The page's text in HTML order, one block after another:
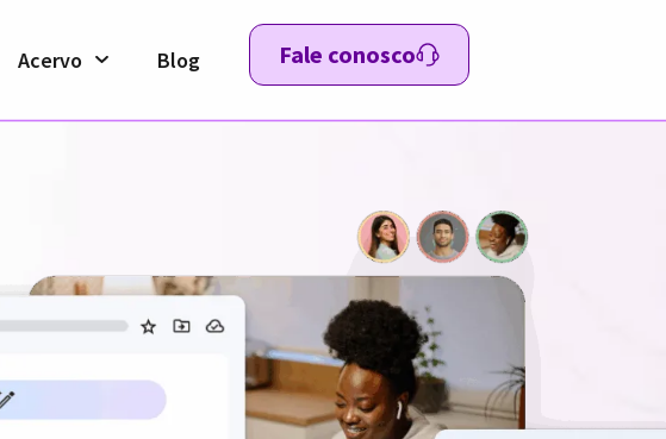
Acervo Blog Fale conosco